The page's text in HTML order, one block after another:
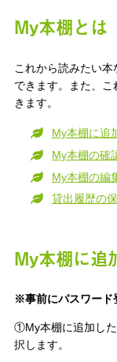
My本棚とは
これから読みたい
できます。また、
きます。
My本棚に追
My本棚の確
My本棚の編
貸出履歴の
My本棚に追
※事前にパスワード
①My本棚に追加し
択します。